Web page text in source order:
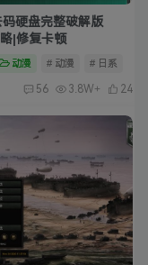
硬盘完整破解版
|修复卡顿
动漫 # 动漫 # 日系
56 3.8W+ 24